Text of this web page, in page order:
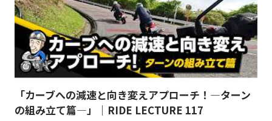
「カーブへの減速と向き変えアプローチ！―ターン
の組み立て篇―」｜RIDE LECTURE 117